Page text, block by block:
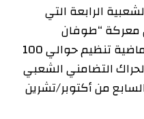
الرابعة التي
معركة “طوفان
الأقصى”، وشهدت الجمعة الماضية تنظيم حوالي 100
ضمن الحراك التضامني الشعبي
من أكتوبر/تشرين